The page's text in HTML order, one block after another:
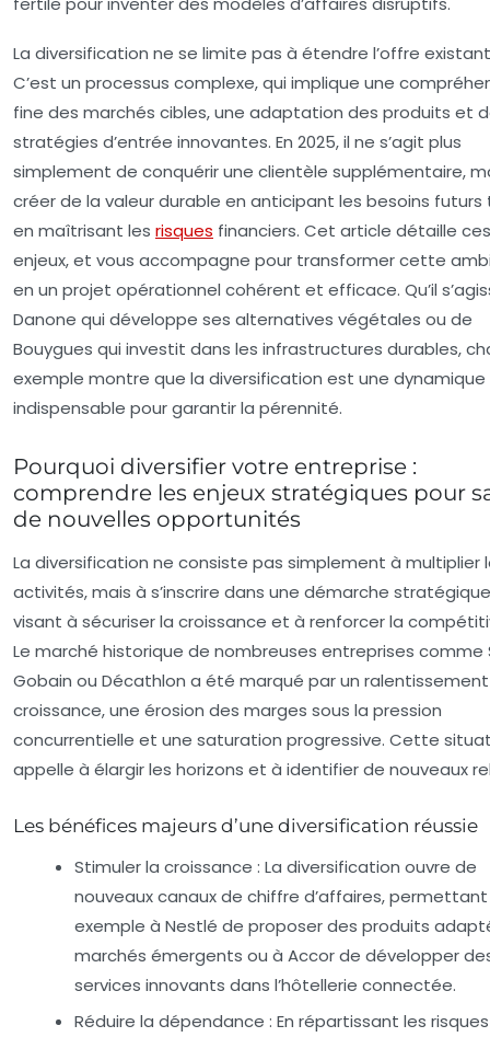
La diversification ne se limite pas à étendre l’offre
C’est un processus complexe, qui implique une
fine des marchés cibles, une adaptation des produits et
stratégies d’entrée innovantes. En 2025, il ne s’agit plus
simplement de conquérir une clientèle supplémentaire,
créer de la valeur durable en anticipant les besoins
en maîtrisant les risques financiers. Cet article détaille ces
enjeux, et vous accompagne pour transformer cette
en un projet opérationnel cohérent et efficace. Qu’il
Danone qui développe ses alternatives végétales ou de
Bouygues qui investit dans les infrastructures durables,
exemple montre que la diversification est une dynamique
indispensable pour garantir la pérennité.
Pourquoi diversifier votre entreprise :
comprendre les enjeux stratégiques pour
de nouvelles opportunités
La diversification ne consiste pas simplement à multiplier
activités, mais à s’inscrire dans une démarche stratégique
visant à sécuriser la croissance et à renforcer la
Le marché historique de nombreuses entreprises comme
Gobain ou Décathlon a été marqué par un
croissance, une érosion des marges sous la pression
concurrentielle et une saturation progressive. Cette
appelle à élargir les horizons et à identifier de nouveaux
Les bénéfices majeurs d’une diversification réussie
Stimuler la croissance : La diversification ouvre de
nouveaux canaux de chiffre d’affaires,
exemple à Nestlé de proposer des produits
marchés émergents ou à Accor de développer
services innovants dans l’hôtellerie connectée.
Réduire la dépendance : En répartissant les